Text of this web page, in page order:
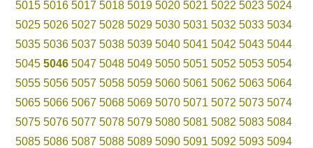
5015 5016 5017 5018 5019 5020 5021 5022 5023 5024
5025 5026 5027 5028 5029 5030 5031 5032 5033 5034
5035 5036 5037 5038 5039 5040 5041 5042 5043 5044
5045 5046 5047 5048 5049 5050 5051 5052 5053 5054
5055 5056 5057 5058 5059 5060 5061 5062 5063 5064
5065 5066 5067 5068 5069 5070 5071 5072 5073 5074
5075 5076 5077 5078 5079 5080 5081 5082 5083 5084
5085 5086 5087 5088 5089 5090 5091 5092 5093 5094